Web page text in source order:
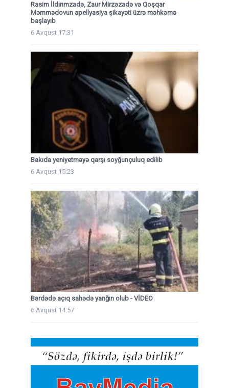
Rasim İldırımzadə, Zaur Mirzəzadə və Qoşqar
Məmmədovun apellyasiya şikayəti üzrə məhkəmə
başlayıb
6 Avqust 17:31
Bakıda yeniyetməyə qarşı soyğunçuluq edilib
6 Avqust 15:23
Bərdədə açıq sahədə yanğın olub - VİDEO
6 Avqust 14:57